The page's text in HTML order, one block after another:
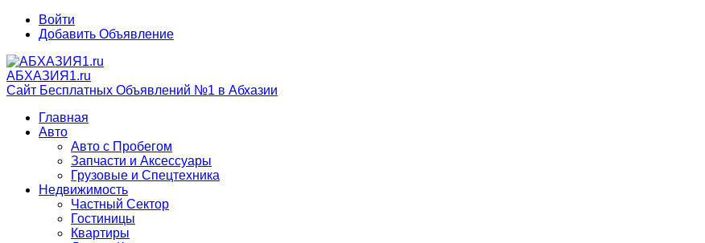
Войти
Добавить Объявление
АБХАЗИЯ1.ru
Сайт Бесплатных Объявлений №1 в Абхазии
Главная
Авто
Авто с Пробегом
Запчасти и Аксессуары
Грузовые и Спецтехника
Недвижимость
Частный Сектор
Гостиницы
Квартиры